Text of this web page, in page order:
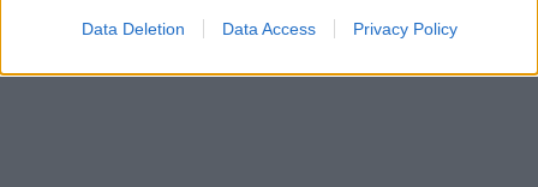
Data Deletion Data Access Privacy Policy